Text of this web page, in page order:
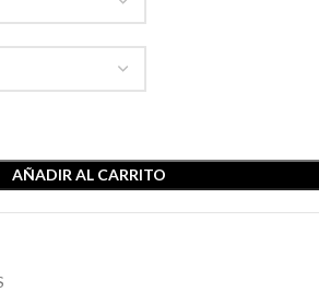
AÑADIR AL CARRITO